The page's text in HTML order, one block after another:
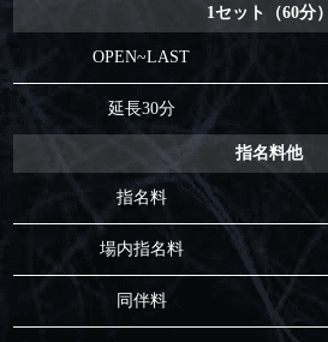
1セット（60分）
OPEN~LAST
延長30分
指名料他
指名料
場内指名料
同伴料